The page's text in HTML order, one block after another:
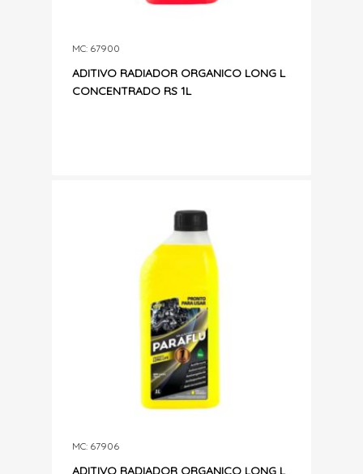
ADITIVO RADIADOR ORGANICO LONG L
CONCENTRADO RS 1L
MC: 67900
ADITIVO RADIADOR ORGANICO LONG L
MC: 67906